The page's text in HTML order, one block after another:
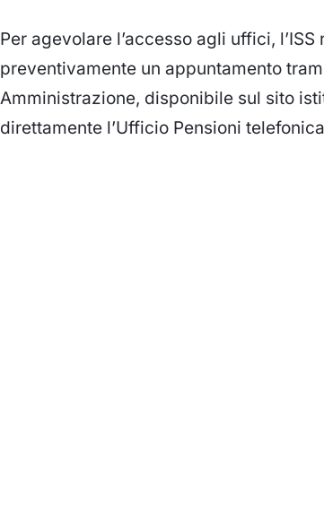
Per agevolare l’accesso agli uffici,
preventivamente un appuntamento
Amministrazione, disponibile sul sito
direttamente l’Ufficio Pensioni